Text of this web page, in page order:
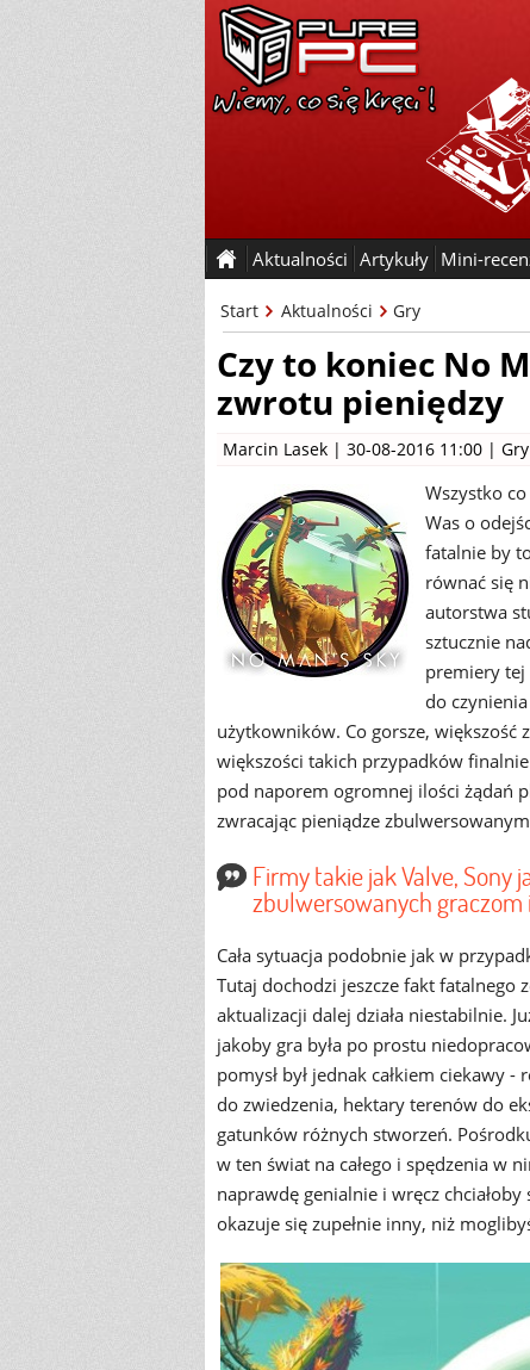
Aktualności Artykuły Mini-
Start Aktualności Gry
Czy to koniec No
zwrotu pieniędzy
Marcin Lasek | 30-08-2016 11:00 | Gry
Wszystko
Was o
fatalnie by
równać się
autorstwa
sztucznie
premiery tej
do
użytkowników. Co gorsze, większość
większości takich przypadków
pod naporem ogromnej ilości żądań
zwracając pieniądze
Firmy takie jak Valve, Sony
zbulwersowanych graczom
Cała sytuacja podobnie jak w
Tutaj dochodzi jeszcze fakt
aktualizacji dalej działa niestabilnie.
jakoby gra była po prostu
pomysł był jednak całkiem ciekawy
do zwiedzenia, hektary terenów do
gatunków różnych stworzeń.
w ten świat na całego i spędzenia w
naprawdę genialnie i wręcz
okazuje się zupełnie inny, niż